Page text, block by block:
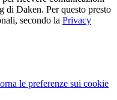
di Daken. Per questo presto
secondo la Privacy
le preferenze sui cookie